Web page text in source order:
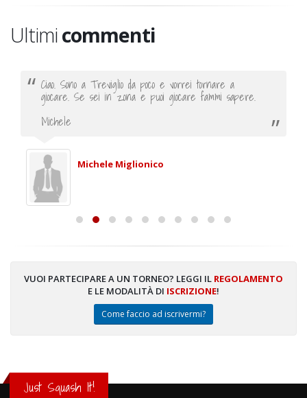
Ultimicommenti
Ciao. Sono a Treviglio da poco e vorrei tornare a
giocare. Se sei in zona e puoi giocare fammi sapere.
Michele
Michele Miglionico
VUOI PARTECIPARE A UN TORNEO? LEGGI IL REGOLAMENTO
E LE MODALITÀ DI ISCRIZIONE!
Come faccio ad iscrivermi?
Just Squash It!